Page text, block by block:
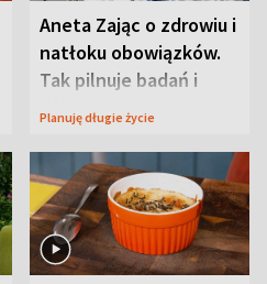
Aneta Zając o zdrowiu i
natłoku obowiązków.
Tak pilnuje badań i
wizyt
Planuję długie życie